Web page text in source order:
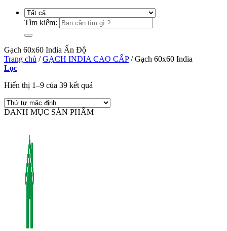
Tìm kiếm:
Gạch 60x60 India Ấn Độ
Trang chủ / GẠCH INDIA CAO CẤP /Gạch 60x60 India
Lọc
Hiển thị 1–9 của 39 kết quả
DANH MỤC SẢN PHẨM